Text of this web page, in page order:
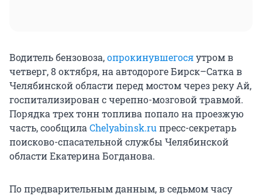
Водитель бензовоза,опрокинувшегосяутром в
четверг, 8 октября, на автодороге Бирск–Сатка в
Челябинской области перед мостом через реку Ай,
госпитализирован с черепно-мозговой травмой.
Порядка трех тонн топлива попало на проезжую
часть, сообщила Chelyabinsk.ru пресс-секретарь
поисково-спасательной службы Челябинской
области Екатерина Богданова.
По предварительным данным, в седьмом часу